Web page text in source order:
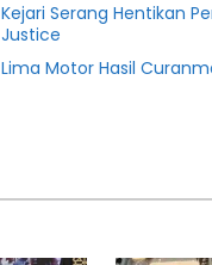
Kejari Serang Hentikan
Justice
Lima Motor Hasil
pandeglang